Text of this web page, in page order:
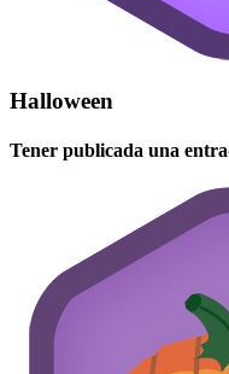
Halloween
Tener publicada una